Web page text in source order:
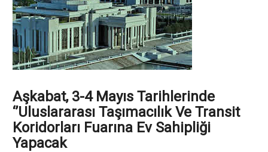
Aşkabat, 3-4 Mayıs Tarihlerinde
‘’Uluslararası Taşımacılık Ve Transit
Koridorları Fuarına Ev Sahipliği
Yapacak